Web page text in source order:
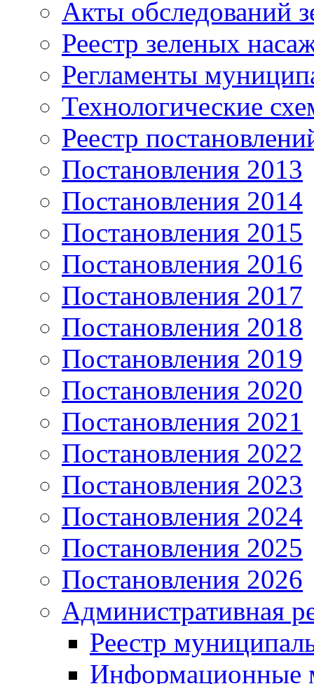
Акты обследований
Реестр зеленых
Регламенты
Технологические
Реестр
Постановления 2013
Постановления 2014
Постановления 2015
Постановления 2016
Постановления 2017
Постановления 2018
Постановления 2019
Постановления 2020
Постановления 2021
Постановления 2022
Постановления 2023
Постановления 2024
Постановления 2025
Постановления 2026
Административная
Реестр
Информационные